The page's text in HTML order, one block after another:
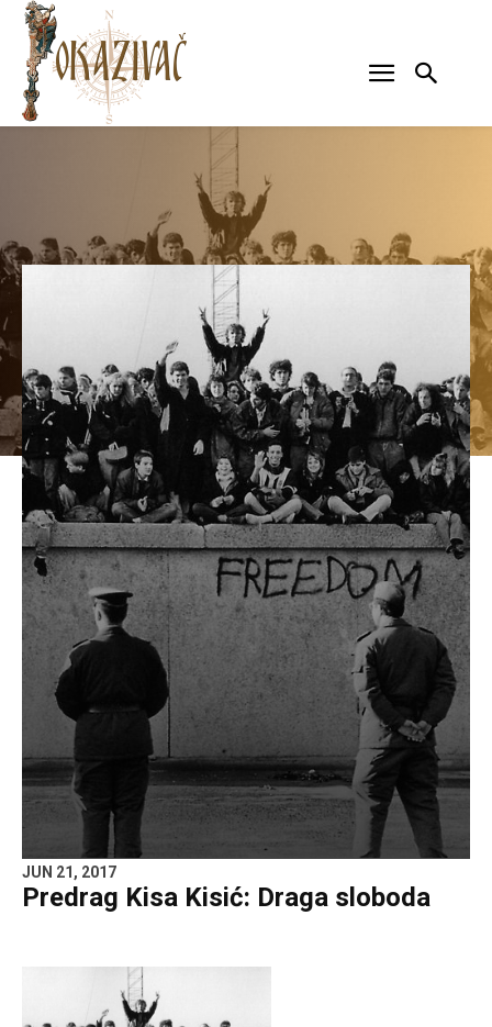
JUN 21, 2017
Predrag Kisa Kisić: Draga sloboda